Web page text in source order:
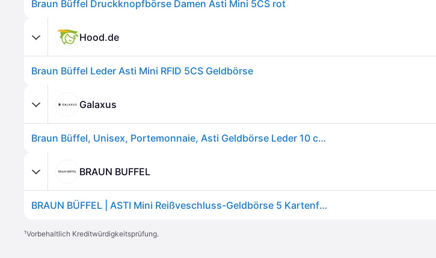
Braun Büffel Druckknopfbörse Damen Asti Mini 5CS rot
Hood.de
Braun Büffel Leder Asti Mini RFID 5CS Geldbörse
Galaxus
Braun Büffel, Unisex, Portemonnaie, Asti Geldbörse Leder 10 cm, Rot
BRAUN BUFFEL
BRAUN BÜFFEL | ASTI Mini Reißveschluss-Geldbörse 5 Kartenfächer rot Damen - Leder
¹Vorbehaltlich Kreditwürdigkeitsprüfung.